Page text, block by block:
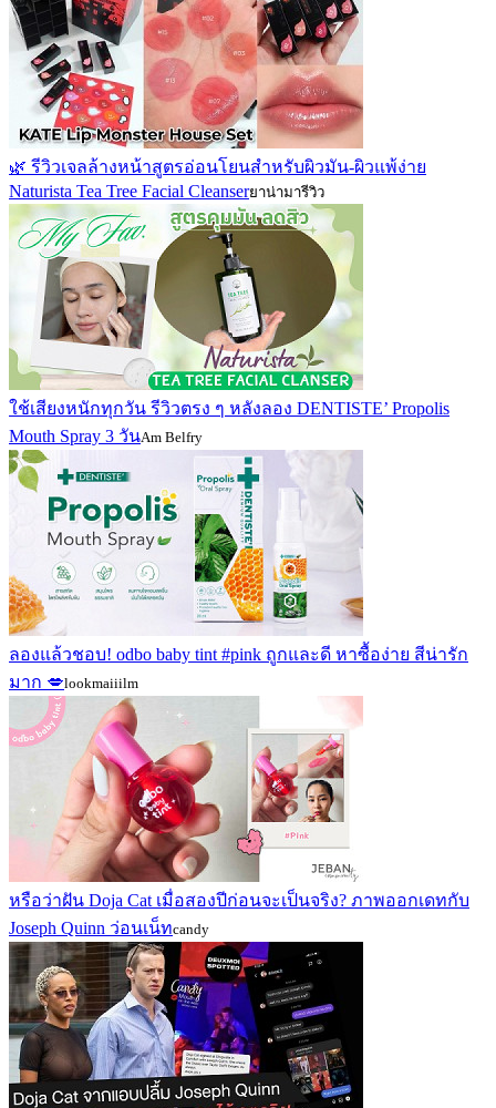
🌿 รีวิวเจลล้างหน้าสูตรอ่อนโยนสำหรับผิวมัน-ผิวแพ้ง่าย
Naturista Tea Tree Facial Cleanserยาน่ามารีวิว
ใช้เสียงหนักทุกวัน รีวิวตรง ๆ หลังลอง DENTISTE’ Propolis
Mouth Spray 3 วันAm Belfry
ลองแล้วชอบ! odbo baby tint #pink ถูกและดี หาซื้อง่าย สีน่ารัก
มาก 💋lookmaiiilm
หรือว่าฝัน Doja Cat เมื่อสองปีก่อนจะเป็นจริง? ภาพออกเดทกับ
Joseph Quinn ว่อนเน็ทcandy